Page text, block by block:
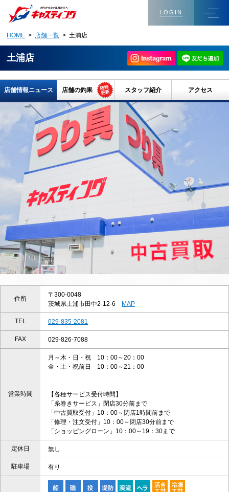
LOGIN
HOME > 店舗一覧 > 土浦店
土浦店
店舗情報ニュース 店舗の釣果 スタッフ紹介 アクセス
住所
〒300-0048
茨城県土浦市田中2-12-6
MAP
TEL 029-835-2081
FAX 029-826-7088
営業時間
月～木・日・祝 10：00～20：00
金・土・祝前日 10：00～21：00
【各種サービス受付時間】
「糸巻きサービス」閉店30分前まで
「中古買取受付」10：00～閉店1時間前まで
「修理・注文受付」10：00～閉店30分前まで
「ショッピングローン」10：00～19：30まで
定休日 無し
駐車場 有り